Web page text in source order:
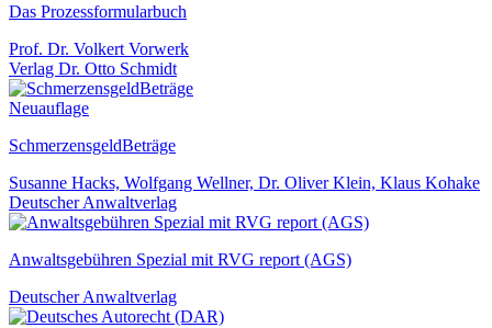
Das Prozessformularbuch
Prof. Dr. Volkert Vorwerk
Verlag Dr. Otto Schmidt
Neuauflage
SchmerzensgeldBeträge
Susanne Hacks, Wolfgang Wellner, Dr. Oliver Klein, Klaus Kohake
Deutscher Anwaltverlag
Anwaltsgebühren Spezial mit RVG report (AGS)
Deutscher Anwaltverlag